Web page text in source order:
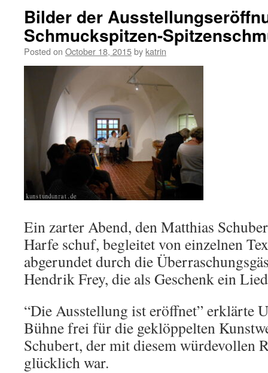
Bilder der
Schmuckspitzen-
Posted on October 18, 2015by katrin
Ein zarter Abend, den Matthias
Harfe schuf, begleitet von einzelnen
abgerundet durch die
Hendrik Frey, die als Geschenk ein
“Die Ausstellung ist eröffnet” erklärte
Bühne frei für die geklöppelten
Schubert, der mit diesem würdevollen
glücklich war.